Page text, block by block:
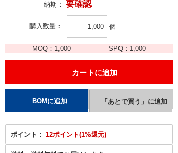
納期： 要確認
購入数量 個
MOQ： 1,000 SPQ： 1,000
ポイント： 12ポイント(1%還元)